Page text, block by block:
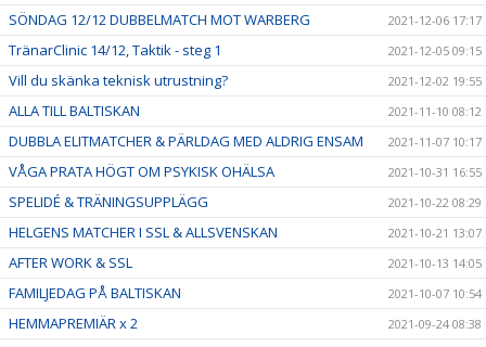
SÖNDAG 12/12 DUBBELMATCH MOT WARBERG 2021-12-06 17:17
TränarClinic 14/12, Taktik - steg 1 2021-12-05 09:15
Vill du skänka teknisk utrustning? 2021-12-02 19:55
ALLA TILL BALTISKAN 2021-11-10 08:12
DUBBLA ELITMATCHER & PÄRLDAG MED ALDRIG ENSAM 2021-11-07 10:17
VÅGA PRATA HÖGT OM PSYKISK OHÄLSA 2021-10-31 16:55
SPELIDÉ & TRÄNINGSUPPLÄGG 2021-10-22 08:29
HELGENS MATCHER I SSL & ALLSVENSKAN 2021-10-21 13:07
AFTER WORK & SSL 2021-10-13 14:05
FAMILJEDAG PÅ BALTISKAN 2021-10-07 10:54
HEMMAPREMIÄR x 2 2021-09-24 08:38